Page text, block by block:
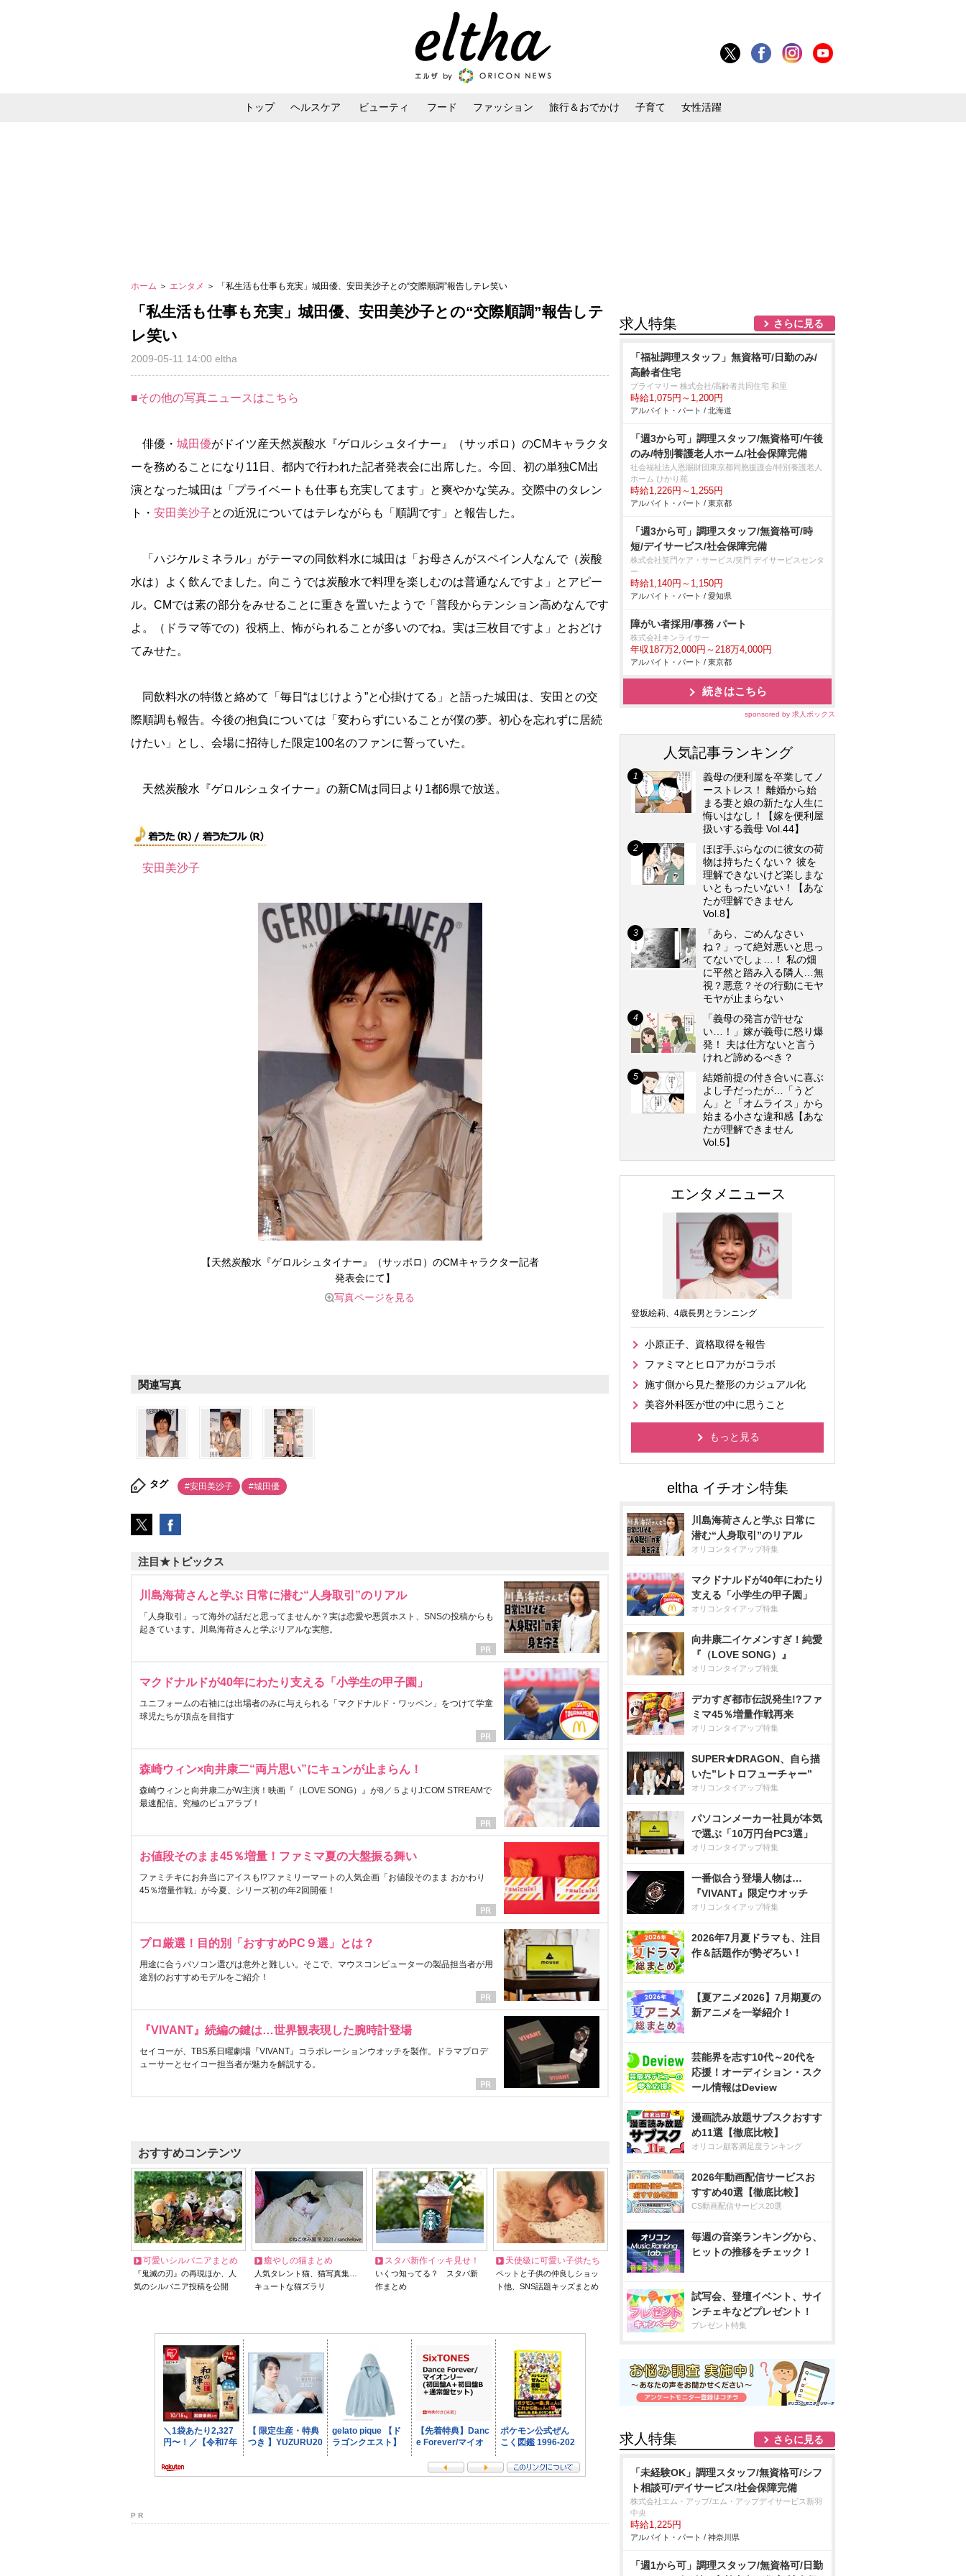
トップ ヘルスケア ビューティ フード ファッション 旅行＆おでかけ 子育て 女性活躍
ホーム ＞ エンタメ ＞ 「私生活も仕事も充実」城田優、安田美沙子との“交際順調”報告しテレ笑い
「私生活も仕事も充実」城田優、安田美沙子との“交際順調”報告しテ
レ笑い
2009-05-11 14:00 eltha
■その他の写真ニュースはこちら
俳優・ 城田優がドイツ産天然炭酸水『ゲロルシュタイナー』（サッポロ）のCMキャラクタ
ーを務めることになり11日、都内で行われた記者発表会に出席した。今回、初の単独CM出
演となった城田は「プライベートも仕事も充実してます」と爽やかな笑み。交際中のタレン
ト・ 安田美沙子との近況についてはテレながらも「順調です」と報告した。
「ハジケルミネラル」がテーマの同飲料水に城田は「お母さんがスペイン人なんで（炭酸
水は）よく飲んでました。向こうでは炭酸水で料理を楽しむのは普通なんですよ」とアピー
ル。CMでは素の部分をみせることに重きを置いたようで「普段からテンション高めなんです
よ。（ドラマ等での）役柄上、怖がられることが多いのでね。実は三枚目ですよ」とおどけ
てみせた。
同飲料水の特徴と絡めて「毎日“はじけよう”と心掛けてる」と語った城田は、安田との交
際順調も報告。今後の抱負については「変わらずにいることが僕の夢。初心を忘れずに居続
けたい」とし、会場に招待した限定100名のファンに誓っていた。
天然炭酸水『ゲロルシュタイナー』の新CMは同日より1都6県で放送。
安田美沙子
【天然炭酸水『ゲロルシュタイナー』（サッポロ）のCMキャラクター記者
発表会にて】
写真ページを見る
関連写真
タグ #安田美沙子 #城田優
注目★トピックス
川島海荷さんと学ぶ 日常に潜む“人身取引”のリアル
「人身取引」って海外の話だと思ってませんか？実は恋愛や悪質ホスト、SNSの投稿からも
起きています。川島海荷さんと学ぶリアルな実態。
マクドナルドが40年にわたり支える「小学生の甲子園」
ユニフォームの右袖には出場者のみに与えられる「マクドナルド・ワッペン」をつけて学童
球児たちが頂点を目指す
森崎ウィン×向井康二“両片思い”にキュンが止まらん！
森崎ウィンと向井康二がW主演！映画『（LOVE SONG）』が8／５よりJ:COM STREAMで
最速配信。究極のピュアラブ！
お値段そのまま45％増量！ファミマ夏の大盤振る舞い
ファミチキにお弁当にアイスも!?ファミリーマートの人気企画「お値段そのまま おかわり
45％増量作戦」が今夏、シリーズ初の年2回開催！
プロ厳選！目的別「おすすめPC９選」とは？
用途に合うパソコン選びは意外と難しい。そこで、マウスコンピューターの製品担当者が用
途別のおすすめモデルをご紹介！
『VIVANT』続編の鍵は…世界観表現した腕時計登場
セイコーが、TBS系日曜劇場『VIVANT』コラボレーションウオッチを製作。ドラマプロデ
ューサーとセイコー担当者が魅力を解説する。
おすすめコンテンツ
可愛いシルバニアまとめ
『鬼滅の刃』の再現ほか、人
気のシルバニア投稿を公開
癒やしの猫まとめ
人気タレント猫、猫写真集…
キュートな猫ズラリ
スタバ新作イッキ見せ！
いくつ知ってる？ スタバ新
作まとめ
天使級に可愛い子供たち
ペットと子供の仲良しショッ
ト他、SNS話題キッズまとめ
P R
求人特集 さらに見る
「福祉調理スタッフ」無資格可/日勤のみ/
高齢者住宅
プライマリー 株式会社/高齢者共同住宅 和里
時給1,075円～1,200円
アルバイト・パート / 北海道
「週3から可」調理スタッフ/無資格可/午後
のみ/特別養護老人ホーム/社会保障完備
社会福祉法人恩賜財団東京都同胞援護会/特別養護老人
ホーム ひかり苑
時給1,226円～1,255円
アルバイト・パート / 東京都
「週3から可」調理スタッフ/無資格可/時
短/デイサービス/社会保障完備
株式会社笑門ケア・サービス/笑門 デイサービスセンタ
ー
時給1,140円～1,150円
アルバイト・パート / 愛知県
障がい者採用/事務 パート
株式会社キンライサー
年収187万2,000円～218万4,000円
アルバイト・パート / 東京都
続きはこちら
sponsored by 求人ボックス
人気記事ランキング
義母の便利屋を卒業してノ
ーストレス！ 離婚から始
まる妻と娘の新たな人生に
悔いはなし！【嫁を便利屋
扱いする義母 Vol.44】
ほぼ手ぶらなのに彼女の荷
物は持ちたくない？ 彼を
理解できないけど楽しまな
いともったいない！【あな
たが理解できません
Vol.8】
「あら、ごめんなさい
ね？」って絶対悪いと思っ
てないでしょ…！ 私の畑
に平然と踏み入る隣人…無
視？悪意？その行動にモヤ
モヤが止まらない
「義母の発言が許せな
い…！」嫁が義母に怒り爆
発！ 夫は仕方ないと言う
けれど諦めるべき？
結婚前提の付き合いに喜ぶ
よし子だったが…「うど
ん」と「オムライス」から
始まる小さな違和感【あな
たが理解できません
Vol.5】
エンタメニュース
登坂絵莉、4歳長男とランニング
小原正子、資格取得を報告
ファミマとヒロアカがコラボ
施す側から見た整形のカジュアル化
美容外科医が世の中に思うこと
もっと見る
川島海荷さんと学ぶ 日常に
潜む“人身取引”のリアル
オリコンタイアップ特集
マクドナルドが40年にわたり
支える「小学生の甲子園」
オリコンタイアップ特集
向井康二イケメンすぎ！純愛
『（LOVE SONG）』
オリコンタイアップ特集
デカすぎ都市伝説発生!?ファ
ミマ45％増量作戦再来
オリコンタイアップ特集
SUPER★DRAGON、自ら描
いた”レトロフューチャー”
オリコンタイアップ特集
パソコンメーカー社員が本気
で選ぶ「10万円台PC3選」
オリコンタイアップ特集
一番似合う登場人物は…
『VIVANT』限定ウオッチ
オリコンタイアップ特集
2026年7月夏ドラマも、注目
作＆話題作が勢ぞろい！
【夏アニメ2026】7月期夏の
新アニメを一挙紹介！
芸能界を志す10代～20代を
応援！オーディション・スク
ール情報はDeview
漫画読み放題サブスクおすす
め11選【徹底比較】
オリコン顧客満足度ランキング
2026年動画配信サービスお
すすめ40選【徹底比較】
CS動画配信サービス20選
毎週の音楽ランキングから、
ヒットの推移をチェック！
試写会、登壇イベント、サイ
ンチェキなどプレゼント！
プレゼント特集
求人特集 さらに見る
「未経験OK」調理スタッフ/無資格可/シフ
ト相談可/デイサービス/社会保障完備
株式会社エム・アップ/エム・アップデイサービス新羽
中央
時給1,225円
アルバイト・パート / 神奈川県
「週1から可」調理スタッフ/無資格可/日勤